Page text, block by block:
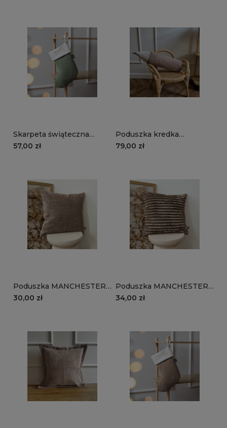
Skarpeta świąteczna
MANCHESTER LN37 |
57,00 zł
Poduszka kredka
MANCHESTER LN17 |
79,00 zł
Poduszka MANCHESTER
LN17 | brązowy
30,00 zł
Poduszka MANCHESTER
TL17 | brązowy
34,00 zł